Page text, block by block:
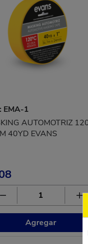
EMA-1
AUTOMOTRIZ
40YD EVANS
Agregar